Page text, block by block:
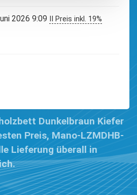
2026 9:09 II Preis inkl. 19%
Dunkelbraun Kiefer
Preis, Mano-LZMDHB-
Lieferung überall in